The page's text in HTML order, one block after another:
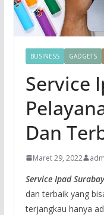
BUSINESS GADGETS
Service
Dan
Maret 29, 2022
Service Ipad
dan terbaik yang
terjangkau hanya